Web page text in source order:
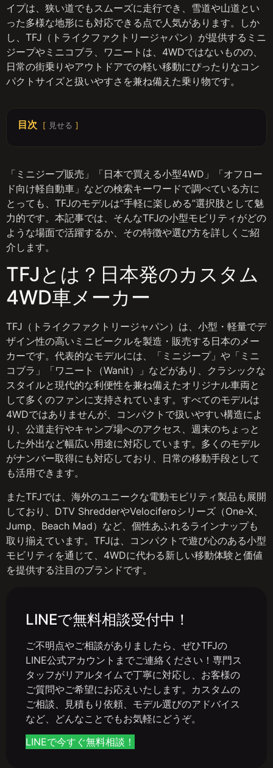
イプは、狭い道でもスムーズに走行でき、雪道や山道とい
った多様な地形にも対応できる点で人気があります。しか
し、TFJ（トライクファクトリージャパン）が提供するミニ
ジープやミニコブラ、ワニートは、4WDではないものの、
日常の街乗りやアウトドアでの軽い移動にぴったりなコン
パクトサイズと扱いやすさを兼ね備えた乗り物です。
目次 見せる
「ミニジープ販売」「日本で買える小型4WD」「オフロー
ド向け軽自動車」などの検索キーワードで調べている方に
とっても、TFJのモデルは“手軽に楽しめる”選択肢として魅
力的です。本記事では、そんなTFJの小型モビリティがどの
ような場面で活躍するか、その特徴や選び方を詳しくご紹
介します。
TFJとは？日本発のカスタム
4WD車メーカー
TFJ（トライクファクトリージャパン）は、小型・軽量でデ
ザイン性の高いミニビークルを製造・販売する日本のメー
カーです。代表的なモデルには、「ミニジープ」や「ミニ
コブラ」「ワニート（Wanit）」などがあり、クラシックな
スタイルと現代的な利便性を兼ね備えたオリジナル車両と
して多くのファンに支持されています。すべてのモデルは
4WDではありませんが、コンパクトで扱いやすい構造によ
り、公道走行やキャンプ場へのアクセス、週末のちょっと
した外出など幅広い用途に対応しています。多くのモデル
がナンバー取得にも対応しており、日常の移動手段として
も活用できます。
またTFJでは、海外のユニークな電動モビリティ製品も展開
しており、DTV ShredderやVelociferoシリーズ（One-X、
Jump、Beach Mad）など、個性あふれるラインナップも
取り揃えています。TFJは、コンパクトで遊び心のある小型
モビリティを通じて、4WDに代わる新しい移動体験と価値
を提供する注目のブランドです。
LINEで無料相談受付中！
ご不明点やご相談がありましたら、ぜひTFJの
LINE公式アカウントまでご連絡ください！専門ス
タッフがリアルタイムで丁寧に対応し、お客様の
ご質問やご希望にお応えいたします。カスタムの
ご相談、見積もり依頼、モデル選びのアドバイス
など、どんなことでもお気軽にどうぞ。
LINEで今すぐ無料相談！